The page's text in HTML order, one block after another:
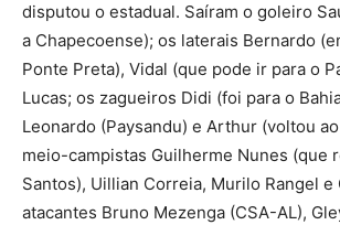
disputou o estadual. Saíram o goleiro
a Chapecoense); os laterais Bernardo
Ponte Preta), Vidal (que pode ir para o
Lucas; os zagueiros Didi (foi para o
Leonardo (Paysandu) e Arthur (voltou
meio-campistas Guilherme Nunes (que
Santos), Uillian Correia, Murilo Rangel e
atacantes Bruno Mezenga (CSA-AL),